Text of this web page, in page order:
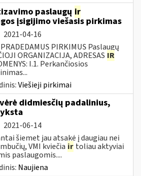
paslaugų ir
įsigijimo viešasis pirkimas
2021-04-16
PIRKIMUS Paslaugų
ORGANIZACIJA, ADRESAS IR
I.1. Perkančiosios
Viešieji pirkimai
didmiesčių padalinius,
2021-06-14
šiemet jau atsakė į daugiau nei
VMI kviečia ir toliau aktyviai
paslaugomis....
Naujiena